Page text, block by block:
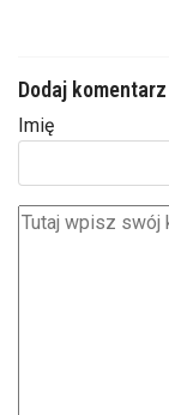
Dodaj komentarz
Imię